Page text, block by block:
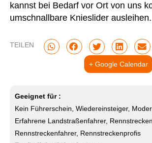
kannst bei Bedarf vor Ort von uns
umschnallbare Knieslider ausleihen.
TEILEN
+ Google Calendar
Geeignet für :
Kein Führerschein, Wiedereinsteiger,
Erfahrene Landstraßenfahrer,
Rennstreckenfahrer, Rennstreckenprofis